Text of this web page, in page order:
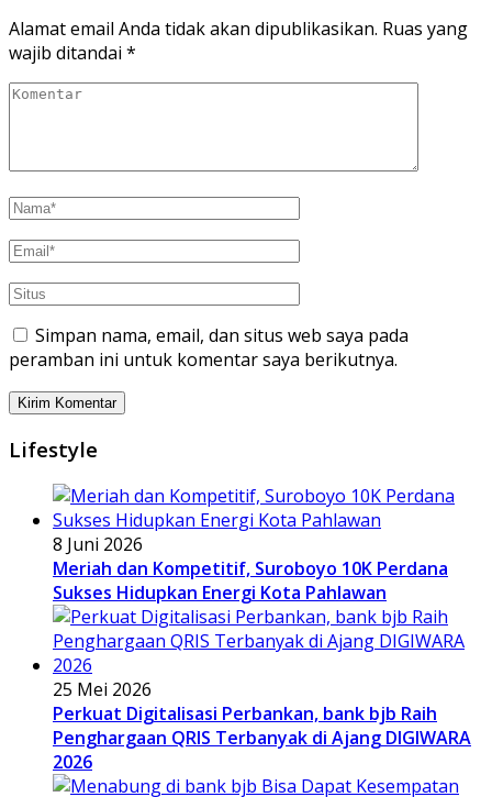
Alamat email Anda tidak akan dipublikasikan. Ruas yang
wajib ditandai *
Simpan nama, email, dan situs web saya pada
peramban ini untuk komentar saya berikutnya.
Lifestyle
8 Juni 2026
Meriah dan Kompetitif, Suroboyo 10K Perdana
Sukses Hidupkan Energi Kota Pahlawan
25 Mei 2026
Perkuat Digitalisasi Perbankan, bank bjb Raih
Penghargaan QRIS Terbanyak di Ajang DIGIWARA
2026